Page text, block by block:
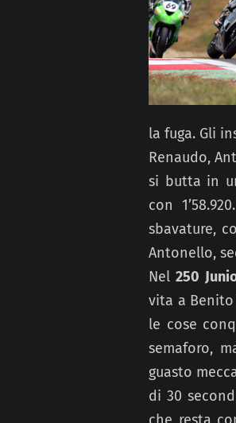
la fuga. Gli
Renaudo,
si butta in
con
sbavature,
Antonello,
Nel250
vita a
le cose
semaforo,
guasto
di 30
che resta